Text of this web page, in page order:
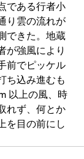
である行者小
り雲の流れが
できた。地蔵
が強風により
前でピッケル
ち込み進むも
以上の風、時
れず、何とか
を目の前にし